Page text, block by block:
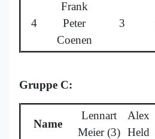
4
Frank
Peter
Coenen
3
Gruppe C:
Name
Lennart
Meier (3)
Alex
Held